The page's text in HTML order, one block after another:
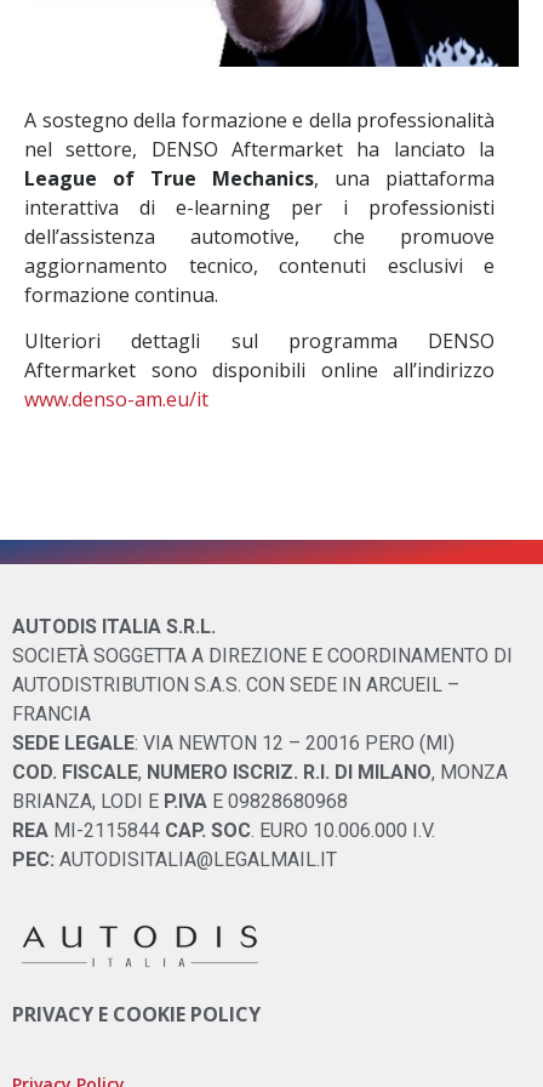
A sostegno della formazione e della professionalità
nel settore, DENSO Aftermarket ha lanciato la
League of True Mechanics, una piattaforma
interattiva di e-learning per i professionisti
dell’assistenza automotive, che promuove
aggiornamento tecnico, contenuti esclusivi e
formazione continua.
Ulteriori dettagli sul programma DENSO
Aftermarket sono disponibili online all’indirizzo
www.denso-am.eu/it
AUTODIS ITALIA S.R.L.
SOCIETÀ SOGGETTA A DIREZIONE E COORDINAMENTO DI
AUTODISTRIBUTION S.A.S. CON SEDE IN ARCUEIL –
FRANCIA
SEDE LEGALE: VIA NEWTON 12 – 20016 PERO (MI)
COD. FISCALE, NUMERO ISCRIZ. R.I. DI MILANO, MONZA
BRIANZA, LODI E P.IVA E 09828680968
REA MI-2115844 CAP. SOC. EURO 10.006.000 I.V.
PEC: AUTODISITALIA@LEGALMAIL.IT
PRIVACY E COOKIE POLICY